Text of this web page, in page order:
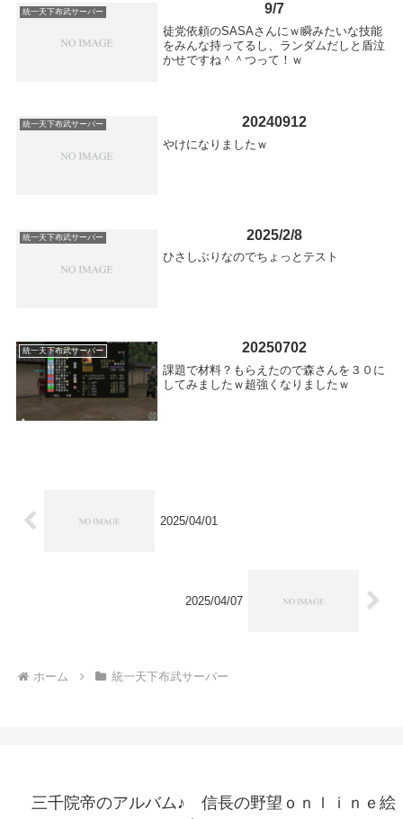
統一天下布武サーバー 9/7
徒党依頼のSASAさんにｗ瞬みたいな技能
をみんな持ってるし、ランダムだしと盾泣
かせですね＾＾つって！ｗ
統一天下布武サーバー 20240912
やけになりましたｗ
統一天下布武サーバー 2025/2/8
ひさしぶりなのでちょっとテスト
統一天下布武サーバー 20250702
課題で材料？もらえたので森さんを３０に
してみましたｗ超強くなりましたｗ
2025/04/01
2025/04/07
ホーム 統一天下布武サーバー
三千院帝のアルバム♪ 信長の野望ｏｎｌｉｎｅ絵